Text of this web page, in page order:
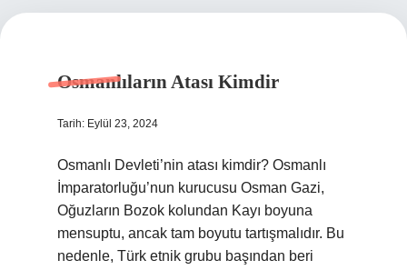
Osmanlıların Atası Kimdir
Tarih: Eylül 23, 2024
Osmanlı Devleti’nin atası kimdir? Osmanlı
İmparatorluğu’nun kurucusu Osman Gazi,
Oğuzların Bozok kolundan Kayı boyuna
mensuptu, ancak tam boyutu tartışmalıdır. Bu
nedenle, Türk etnik grubu başından beri